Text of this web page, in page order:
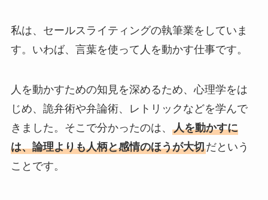
私は、セールスライティングの執筆業をしていま
す。いわば、言葉を使って人を動かす仕事です。
人を動かすための知見を深めるため、心理学をは
じめ、詭弁術や弁論術、レトリックなどを学んで
きました。そこで分かったのは、 人を動かすに
は、論理よりも人柄と感情のほうが大切だという
ことです。